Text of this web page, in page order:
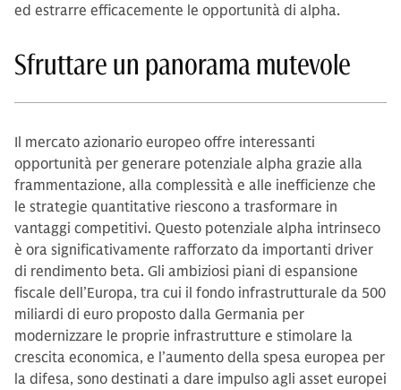
ed estrarre efficacemente le opportunità di alpha.
Sfruttare un panorama mutevole
Il mercato azionario europeo offre interessanti
opportunità per generare potenziale alpha grazie alla
frammentazione, alla complessità e alle inefficienze che
le strategie quantitative riescono a trasformare in
vantaggi competitivi. Questo potenziale alpha intrinseco
è ora significativamente rafforzato da importanti driver
di rendimento beta. Gli ambiziosi piani di espansione
fiscale dell’Europa, tra cui il fondo infrastrutturale da 500
miliardi di euro proposto dalla Germania per
modernizzare le proprie infrastrutture e stimolare la
crescita economica, e l’aumento della spesa europea per
la difesa, sono destinati a dare impulso agli asset europei